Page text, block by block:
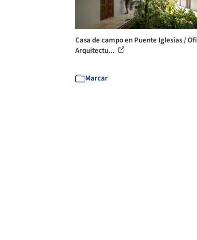
Casa de campo en Puente Iglesias /
Arquitectu...
Marcar